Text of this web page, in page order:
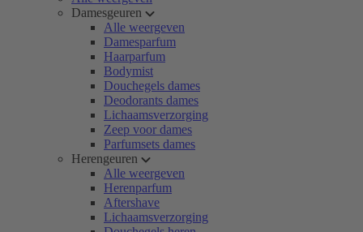
Damesgeuren
Alle weergeven
Damesparfum
Haarparfum
Bodymist
Douchegels dames
Deodorants dames
Lichaamsverzorging
Zeep voor dames
Parfumsets dames
Herengeuren
Alle weergeven
Herenparfum
Aftershave
Lichaamsverzorging